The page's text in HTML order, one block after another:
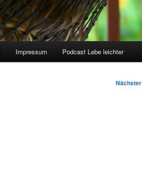
Impressum Podcast Lebe leichter
Nächster